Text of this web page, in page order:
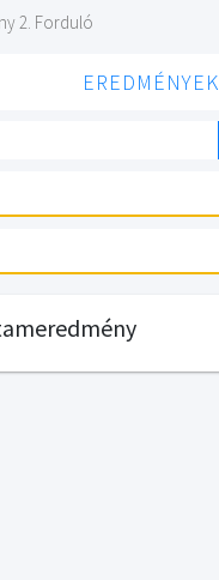
2. Forduló
EREDMÉNYEK